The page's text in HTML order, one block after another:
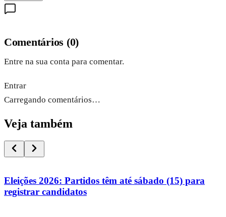
Comentários (0)
Entre na sua conta para comentar.
Entrar
Carregando comentários…
Veja também
Eleições 2026: Partidos têm até sábado (15) para
registrar candidatos